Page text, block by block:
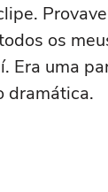
os
Era uma
dramática.